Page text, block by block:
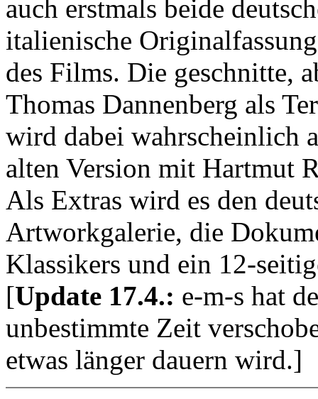
auch erstmals beide
italienische
des Films. Die geschnitte,
Thomas Dannenberg als
wird dabei wahrscheinlich
alten Version mit Hartmut
Als Extras wird es den
Artworkgalerie, die
Klassikers und ein 12-
[Update 17.4.: e-m-s hat
unbestimmte Zeit
etwas länger dauern wird.]